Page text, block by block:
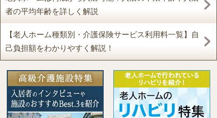
者の平均年齢を詳しく解説
【老人ホーム種類別・介護保険サービス利用料一覧】自
己負担額をわかりやすく解説！